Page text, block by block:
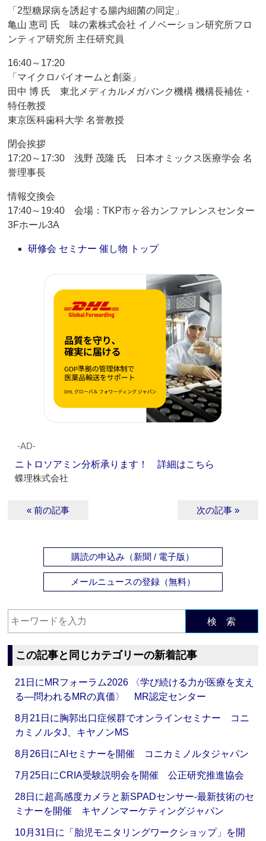
「2型糖尿病を誘起する腸内細菌の同定」
亀山 恵司 氏 味の素株式会社 イノベーション研究所フロ
ンティア研究所 主任研究員
16:40～17:20
「マイクロバイオームと創薬」
田中 博 氏 東北メディカルメガバンク機構 機構長補佐・
特任教授
東京医科歯科大学 名誉教授
閉会挨拶
17:20～17:30 浅野 茂隆 氏 日本オミックス医療学会 名
誉理事長
情報交換会
17:40～19:40 会場：TKP市ヶ谷カンファレンスセンター
3Fホール3A
研修会 セミナー 催し物 トップ
‐AD‐
ニトロソアミン分析承ります！ 詳細はこちら
蝶理株式会社
« 前の記事 次の記事 »
購読の申込み（新聞 / 電子版）
メールニュースの登録（無料）
検 索
この記事と同じカテゴリーの新着記事
21日にMRフォーラム2026 〈学び続ける力が医療を支え
る―問われるMRの真価〉 MR認定センター
8月21日に胸郭出口症候群でオンラインセミナー コニ
カミノルタJ、キヤノンMS
8月26日にAIセミナーを開催 コニカミノルタジャパン
7月25日にCRIA受験説明会を開催 公正研究推進協会
28日に超高感度カメラと新SPADセンサー‐最新技術のセ
ミナーを開催 キヤノンマーケティングジャパン
10月31日に「胎児モニタリングワークショップ」を開